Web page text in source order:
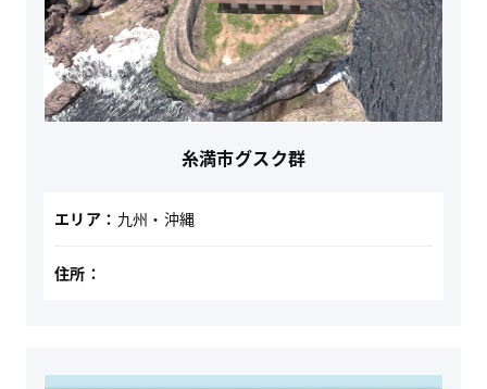
糸満市グスク群
エリア： 九州・沖縄
住所：